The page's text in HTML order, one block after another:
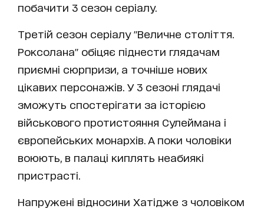
побачити 3 сезон серіалу.
Третій сезон серіалу "Величне століття.
Роксолана" обіцяє піднести глядачам
приємні сюрпризи, а точніше нових
цікавих персонажів. У 3 сезоні глядачі
зможуть спостерігати за історією
військового протистояння Сулеймана і
європейських монархів. А поки чоловіки
воюють, в палаці киплять неабиякі
пристрасті.
Напружені відносини Хатідже з чоловіком